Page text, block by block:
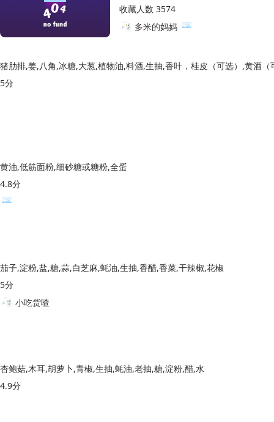
收藏人数 3574
多米的妈妈
猪肋排,姜,八角,冰糖,大葱,植物油,料酒,生抽,香叶，桂皮（可选）,黄酒（
5分
黄油,低筋面粉,细砂糖或糖粉,全蛋
4.8分
茄子,淀粉,盐,糖,蒜,白芝麻,蚝油,生抽,香醋,香菜,干辣椒,花椒
5分
小吃货喳
杏鲍菇,木耳,胡萝卜,青椒,生抽,蚝油,老抽,糖,淀粉,醋,水
4.9分